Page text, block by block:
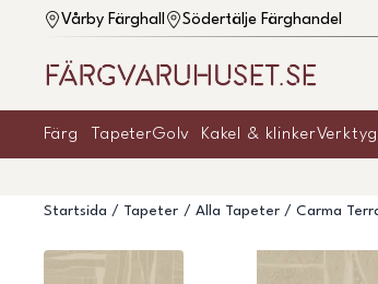
Vårby Färghall Södertälje Färghandel
Färg TapeterGolv Kakel & klinker
Startsida Tapeter Alla Tapeter Carma